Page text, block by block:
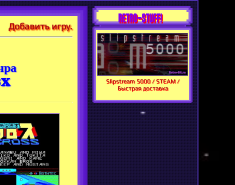
Добавить игру.
RETRO-STUFF!
Slipstream 5000 / STEAM /
Быстрая доставка